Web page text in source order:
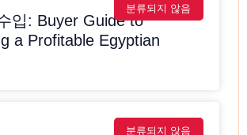
분류되지 않음
입: Buyer Guide to
a Profitable Egyptian
분류되지 않음